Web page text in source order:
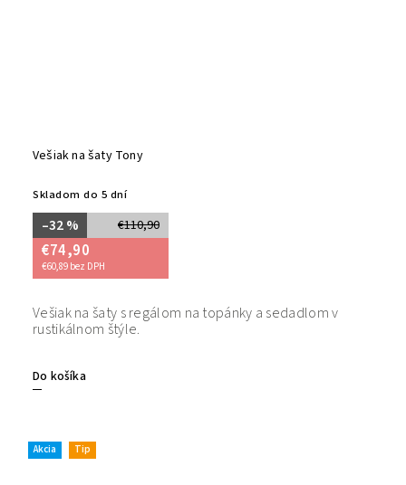
Vešiak na šaty Tony
Skladom do 5 dní
€110,90
–32 %
€74,90
€60,89 bez DPH
Do košíka
Vešiak na šaty s regálom na topánky a sedadlom v
rustikálnom štýle.
Akcia Tip